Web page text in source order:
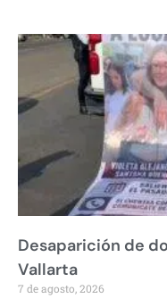
Desaparición de
Vallarta
7 de agosto, 2026